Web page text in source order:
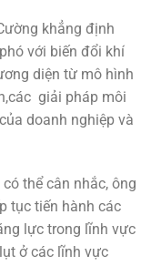
khẳng định
với biến đổi khí
diện từ mô hình
giải pháp môi
doanh nghiệp và
thể cân nhắc, ông
tục tiến hành các
lực trong lĩnh vực
ở các lĩnh vực